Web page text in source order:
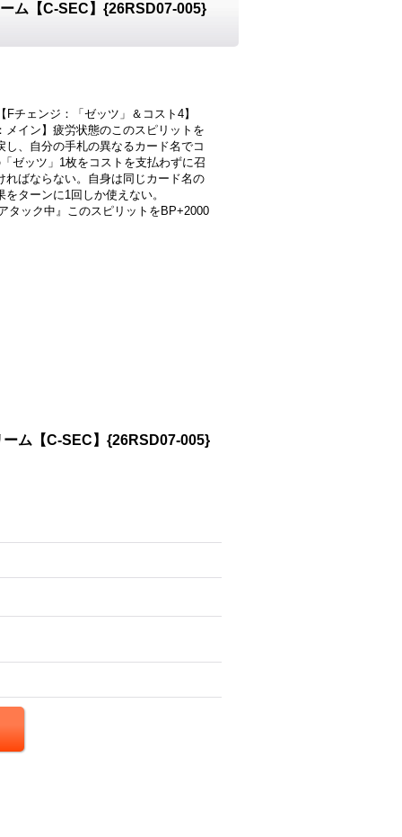
ム【C-SEC】{26RSD07-005}
Fチェンジ：「ゼッツ」＆コスト4】
メイン】疲労状態のこのスピリットを
し、自分の手札の異なるカード名でコ
ゼッツ」1枚をコストを支払わずに召
ればならない。自身は同じカード名の
をターンに1回しか使えない。
タック中』このスピリットをBP+2000
ム【C-SEC】{26RSD07-005}